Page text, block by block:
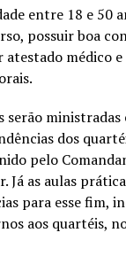
entre 18 e 50
possuir boa
médico
serão
dos
pelo
Já as aulas
para esse fim,
aos quartéis,